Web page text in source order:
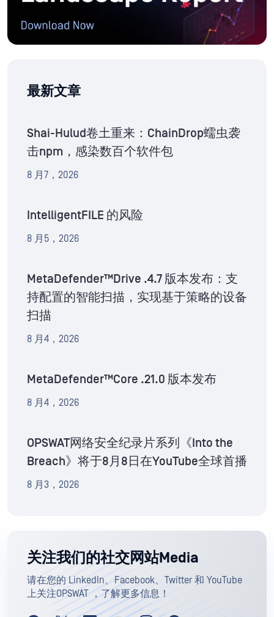
最新文章
Shai-Hulud卷土重来：ChainDrop蠕虫袭
击npm，感染数百个软件包
8 月7，2026
IntelligentFILE 的风险
8 月5，2026
MetaDefender™Drive .4.7 版本发布：支
持配置的智能扫描，实现基于策略的设备
扫描
8 月4，2026
MetaDefender™Core .21.0 版本发布
8 月4，2026
OPSWAT网络安全纪录片系列《Into the
Breach》将于8月8日在YouTube全球首播
8 月3，2026
关注我们的社交网站Media
请在您的 LinkedIn、Facebook、Twitter 和 YouTube
上关注OPSWAT ，了解更多信息！